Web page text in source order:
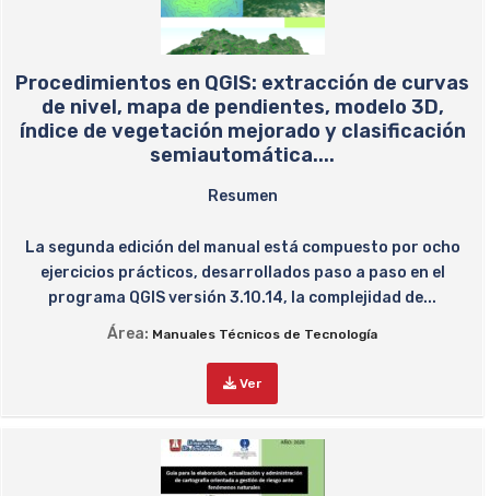
Procedimientos en QGIS: extracción de curvas
de nivel, mapa de pendientes, modelo 3D,
índice de vegetación mejorado y clasificación
semiautomática....
Resumen
La segunda edición del manual está compuesto por ocho
ejercicios prácticos, desarrollados paso a paso en el
programa QGIS versión 3.10.14, la complejidad de...
Área: Manuales Técnicos de Tecnología
Ver